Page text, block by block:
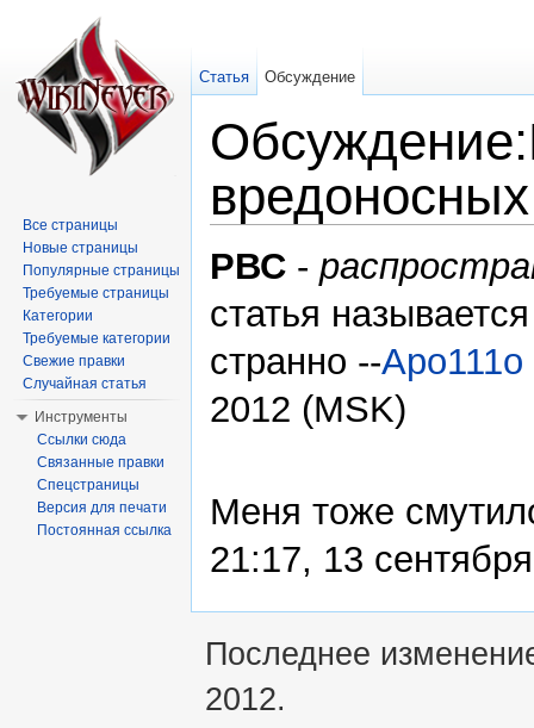
РВС -
статья
странно --Apo111o
2012 (MSK)
Меня тоже
21:17, 13
Статья Обсуждение
Все страницы
Новые страницы
Популярные страницы
Требуемые страницы
Категории
Требуемые категории
Свежие правки
Случайная статья
Инструменты
Ссылки сюда
Связанные правки
Спецстраницы
Версия для печати
Постоянная ссылка
Последнее
2012.